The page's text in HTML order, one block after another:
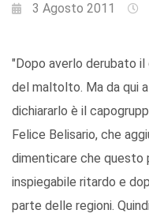
3 Agosto 2011
"Dopo averlo derubato
del maltolto. Ma da qui
dichiararlo è il
Felice Belisario, che
dimenticare che questo
inspiegabile ritardo e
parte delle regioni.